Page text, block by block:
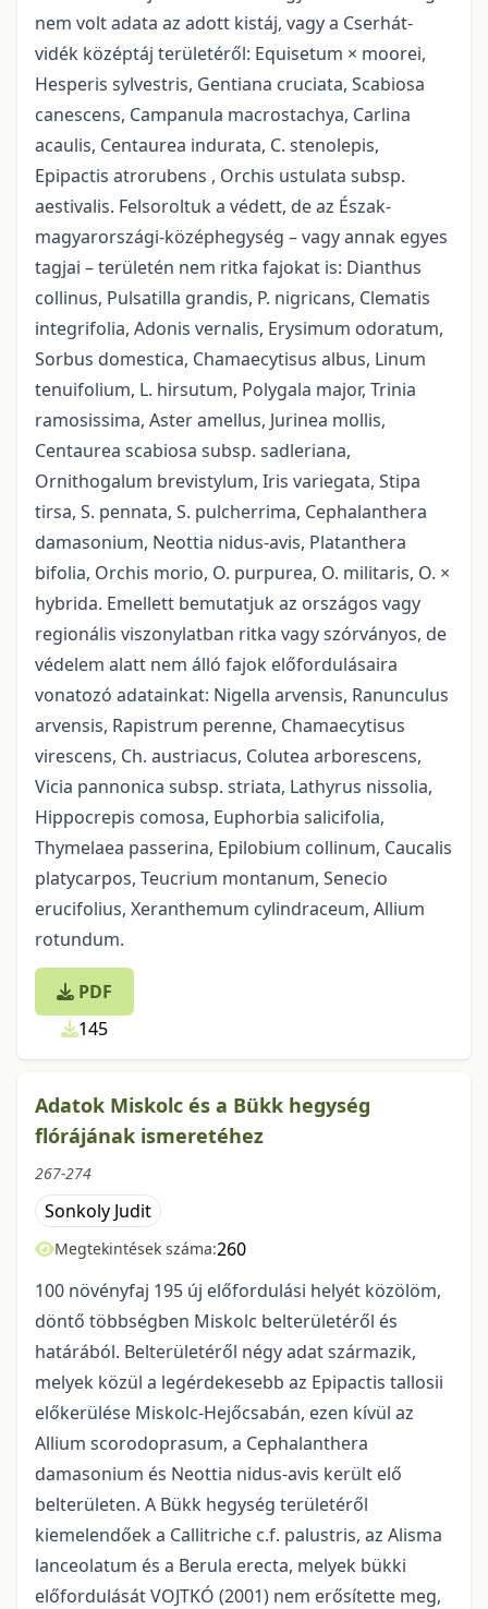
nem volt adata az adott kistáj, vagy a Cserhát-
vidék középtáj területéről: Equisetum × moorei,
Hesperis sylvestris, Gentiana cruciata, Scabiosa
canescens, Campanula macrostachya, Carlina
acaulis, Centaurea indurata, C. stenolepis,
Epipactis atrorubens , Orchis ustulata subsp.
aestivalis. Felsoroltuk a védett, de az Észak-
magyarországi-középhegység – vagy annak egyes
tagjai – területén nem ritka fajokat is: Dianthus
collinus, Pulsatilla grandis, P. nigricans, Clematis
integrifolia, Adonis vernalis, Erysimum odoratum,
Sorbus domestica, Chamaecytisus albus, Linum
tenuifolium, L. hirsutum, Polygala major, Trinia
ramosissima, Aster amellus, Jurinea mollis,
Centaurea scabiosa subsp. sadleriana,
Ornithogalum brevistylum, Iris variegata, Stipa
tirsa, S. pennata, S. pulcherrima, Cephalanthera
damasonium, Neottia nidus-avis, Platanthera
bifolia, Orchis morio, O. purpurea, O. militaris, O. ×
hybrida. Emellett bemutatjuk az országos vagy
regionális viszonylatban ritka vagy szórványos, de
védelem alatt nem álló fajok előfordulásaira
vonatozó adatainkat: Nigella arvensis, Ranunculus
arvensis, Rapistrum perenne, Chamaecytisus
virescens, Ch. austriacus, Colutea arborescens,
Vicia pannonica subsp. striata, Lathyrus nissolia,
Hippocrepis comosa, Euphorbia salicifolia,
Thymelaea passerina, Epilobium collinum, Caucalis
platycarpos, Teucrium montanum, Senecio
erucifolius, Xeranthemum cylindraceum, Allium
rotundum.
PDF
145
Adatok Miskolc és a Bükk hegység
flórájának ismeretéhez
267-274
Sonkoly Judit
Megtekintések száma:260
100 növényfaj 195 új előfordulási helyét közölöm,
döntő többségben Miskolc belterületéről és
határából. Belterületéről négy adat származik,
melyek közül a legérdekesebb az Epipactis tallosii
előkerülése Miskolc-Hejőcsabán, ezen kívül az
Allium scorodoprasum, a Cephalanthera
damasonium és Neottia nidus-avis került elő
belterületen. A Bükk hegység területéről
kiemelendőek a Callitriche c.f. palustris, az Alisma
lanceolatum és a Berula erecta, melyek bükki
előfordulását VOJTKÓ (2001) nem erősítette meg,